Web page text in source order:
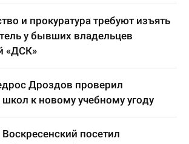
и прокуратура требуют изъять
у бывших владельцев
«ДСК»
Дроздов проверил
школ к новому учебному угоду
Воскресенский посетил